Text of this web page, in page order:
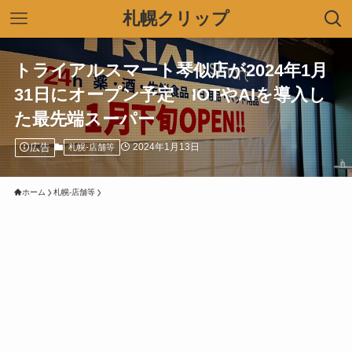
札幌クリップ
トライアルスマート琴似店が2024年1月
31日にオープン予定 IOTやAIを導入し
た最先端スーパー
広告 札幌-店舗等 2024年1月13日
ホーム 札幌-店舗等